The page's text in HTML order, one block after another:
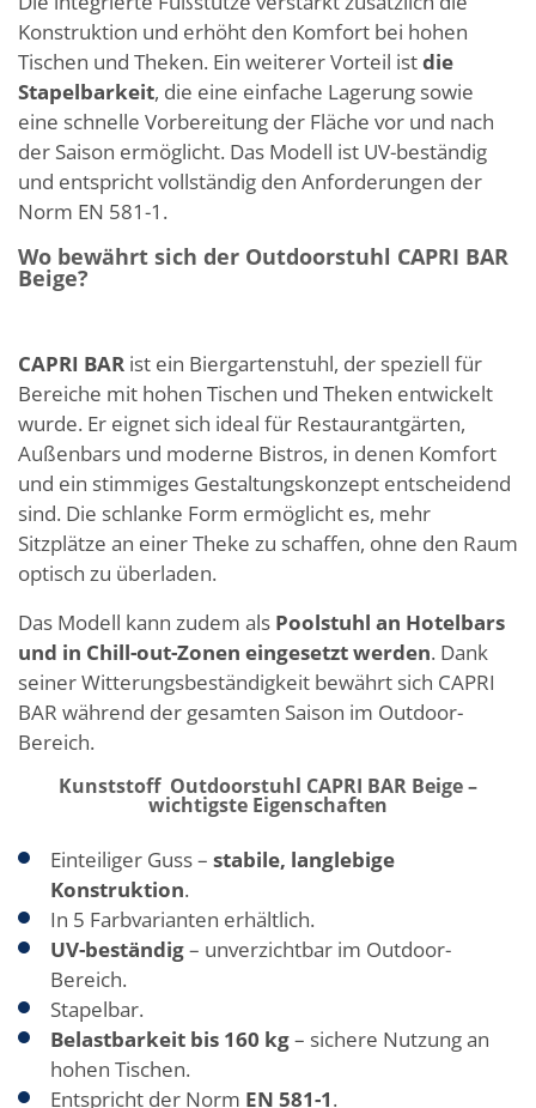
Konstruktion und erhöht den Komfort bei hohen
Tischen und Theken. Ein weiterer Vorteil istdie
Stapelbarkeit, die eine einfache Lagerung sowie
eine schnelle Vorbereitung der Fläche vor und nach
der Saison ermöglicht. Das Modell ist UV-beständig
und entspricht vollständig den Anforderungen der
Norm EN 581-1.
Wo bewährt sich der Outdoorstuhl CAPRI BAR
Beige?
CAPRI BAR ist ein Biergartenstuhl, der speziell für
Bereiche mit hohen Tischen und Theken entwickelt
wurde. Er eignet sich ideal für Restaurantgärten,
Außenbars und moderne Bistros, in denen Komfort
und ein stimmiges Gestaltungskonzept entscheidend
sind. Die schlanke Form ermöglicht es, mehr
Sitzplätze an einer Theke zu schaffen, ohne den Raum
optisch zu überladen.
Das Modell kann zudem als Poolstuhl an Hotelbars
und in Chill-out-Zonen eingesetzt werden. Dank
seiner Witterungsbeständigkeit bewährt sich CAPRI
BAR während der gesamten Saison im Outdoor-
Bereich.
Kunststoff Outdoorstuhl CAPRI BAR Beige –
wichtigste Eigenschaften
Einteiliger Guss – stabile, langlebige
Konstruktion.
In 5 Farbvarianten erhältlich.
UV-beständig– unverzichtbar im Outdoor-
Bereich.
Stapelbar.
Belastbarkeit bis 160 kg– sichere Nutzung an
hohen Tischen.
Entspricht der Norm EN 581-1.